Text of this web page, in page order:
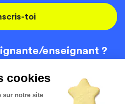
cookies
sur notre site
toi
enseignant ?
recrute
Contact